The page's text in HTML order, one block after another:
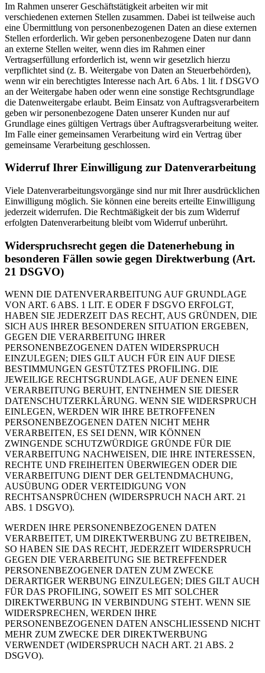
Im Rahmen unserer Geschäftstätigkeit arbeiten wir mit
verschiedenen externen Stellen zusammen. Dabei ist teilweise auch
eine Übermittlung von personenbezogenen Daten an diese externen
Stellen erforderlich. Wir geben personenbezogene Daten nur dann
an externe Stellen weiter, wenn dies im Rahmen einer
Vertragserfüllung erforderlich ist, wenn wir gesetzlich hierzu
verpflichtet sind (z. B. Weitergabe von Daten an Steuerbehörden),
wenn wir ein berechtigtes Interesse nach Art. 6 Abs. 1 lit. f DSGVO
an der Weitergabe haben oder wenn eine sonstige Rechtsgrundlage
die Datenweitergabe erlaubt. Beim Einsatz von Auftragsverarbeitern
geben wir personenbezogene Daten unserer Kunden nur auf
Grundlage eines gültigen Vertrags über Auftragsverarbeitung weiter.
Im Falle einer gemeinsamen Verarbeitung wird ein Vertrag über
gemeinsame Verarbeitung geschlossen.
Widerruf Ihrer Einwilligung zur Datenverarbeitung
Viele Datenverarbeitungsvorgänge sind nur mit Ihrer ausdrücklichen
Einwilligung möglich. Sie können eine bereits erteilte Einwilligung
jederzeit widerrufen. Die Rechtmäßigkeit der bis zum Widerruf
erfolgten Datenverarbeitung bleibt vom Widerruf unberührt.
Widerspruchsrecht gegen die Datenerhebung in
besonderen Fällen sowie gegen Direktwerbung (Art.
21 DSGVO)
WENN DIE DATENVERARBEITUNG AUF GRUNDLAGE
VON ART. 6 ABS. 1 LIT. E ODER F DSGVO ERFOLGT,
HABEN SIE JEDERZEIT DAS RECHT, AUS GRÜNDEN, DIE
SICH AUS IHRER BESONDEREN SITUATION ERGEBEN,
GEGEN DIE VERARBEITUNG IHRER
PERSONENBEZOGENEN DATEN WIDERSPRUCH
EINZULEGEN; DIES GILT AUCH FÜR EIN AUF DIESE
BESTIMMUNGEN GESTÜTZTES PROFILING. DIE
JEWEILIGE RECHTSGRUNDLAGE, AUF DENEN EINE
VERARBEITUNG BERUHT, ENTNEHMEN SIE DIESER
DATENSCHUTZERKLÄRUNG. WENN SIE WIDERSPRUCH
EINLEGEN, WERDEN WIR IHRE BETROFFENEN
PERSONENBEZOGENEN DATEN NICHT MEHR
VERARBEITEN, ES SEI DENN, WIR KÖNNEN
ZWINGENDE SCHUTZWÜRDIGE GRÜNDE FÜR DIE
VERARBEITUNG NACHWEISEN, DIE IHRE INTERESSEN,
RECHTE UND FREIHEITEN ÜBERWIEGEN ODER DIE
VERARBEITUNG DIENT DER GELTENDMACHUNG,
AUSÜBUNG ODER VERTEIDIGUNG VON
RECHTSANSPRÜCHEN (WIDERSPRUCH NACH ART. 21
ABS. 1 DSGVO).
WERDEN IHRE PERSONENBEZOGENEN DATEN
VERARBEITET, UM DIREKTWERBUNG ZU BETREIBEN,
SO HABEN SIE DAS RECHT, JEDERZEIT WIDERSPRUCH
GEGEN DIE VERARBEITUNG SIE BETREFFENDER
PERSONENBEZOGENER DATEN ZUM ZWECKE
DERARTIGER WERBUNG EINZULEGEN; DIES GILT AUCH
FÜR DAS PROFILING, SOWEIT ES MIT SOLCHER
DIREKTWERBUNG IN VERBINDUNG STEHT. WENN SIE
WIDERSPRECHEN, WERDEN IHRE
PERSONENBEZOGENEN DATEN ANSCHLIESSEND NICHT
MEHR ZUM ZWECKE DER DIREKTWERBUNG
VERWENDET (WIDERSPRUCH NACH ART. 21 ABS. 2
DSGVO).